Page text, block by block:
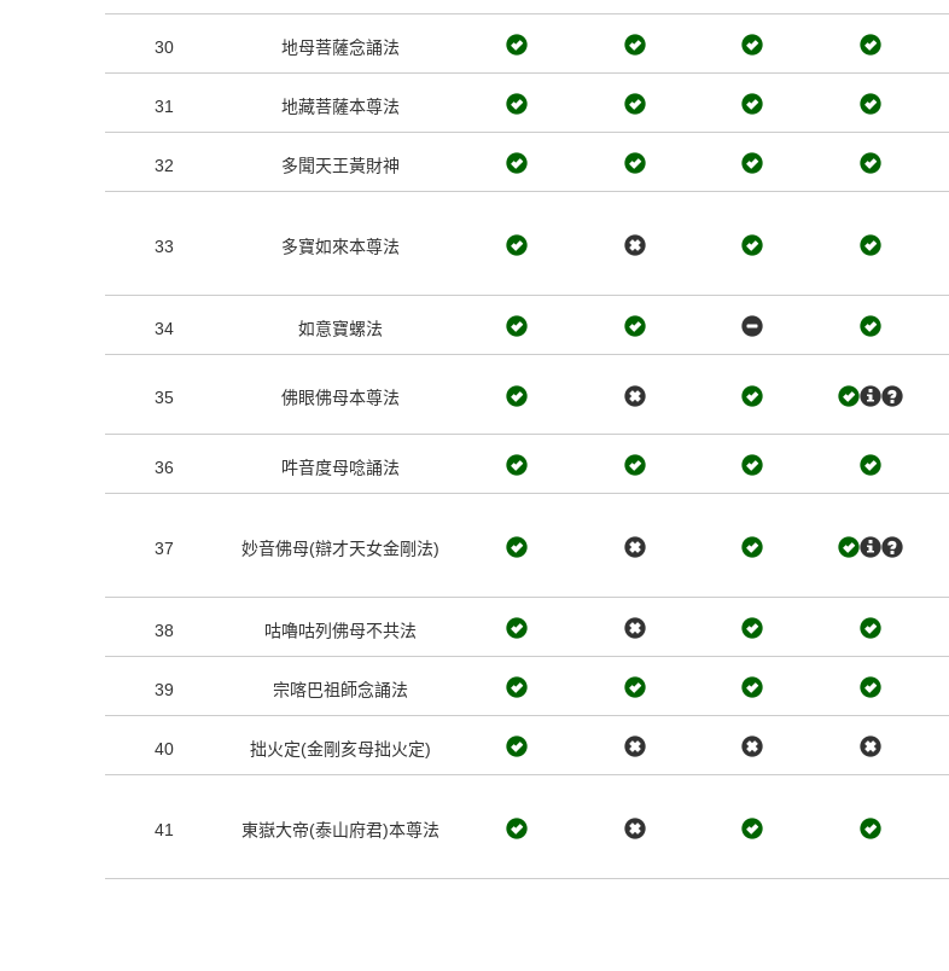
30 地母菩薩念誦法
31 地藏菩薩本尊法
32 多聞天王黃財神
33 多寶如來本尊法
34 如意寶螺法
35 佛眼佛母本尊法
36 吽音度母唸誦法
37 妙音佛母(辯才天女金剛法)
38 咕嚕咕列佛母不共法
39 宗喀巴祖師念誦法
40 拙火定(金剛亥母拙火定)
41 東嶽大帝(泰山府君)本尊法